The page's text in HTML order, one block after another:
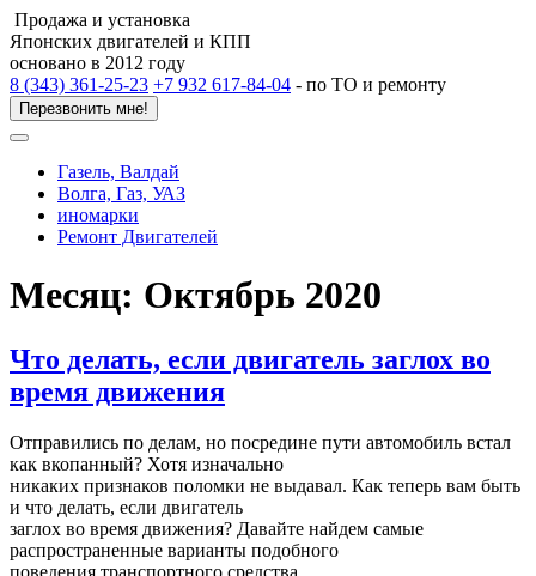
Продажа и установка
Японских двигателей и КПП
основано в 2012 году
8 (343) 361-25-23 +7 932 617-84-04 - по ТО и ремонту
Перезвонить мне!
Газель, Валдай
Волга, Газ, УАЗ
иномарки
Ремонт Двигателей
Месяц: Октябрь 2020
Что делать, если двигатель заглох во
время движения
Отправились по делам, но посредине пути автомобиль встал
как вкопанный? Хотя изначально
никаких признаков поломки не выдавал. Как теперь вам быть
и что делать, если двигатель
заглох во время движения? Давайте найдем самые
распространенные варианты подобного
поведения транспортного средства.